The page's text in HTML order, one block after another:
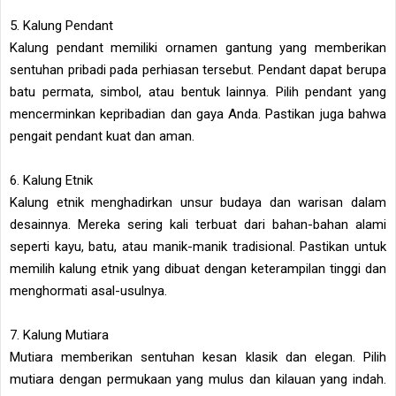
5. Kalung Pendant
Kalung pendant memiliki ornamen gantung yang memberikan
sentuhan pribadi pada perhiasan tersebut. Pendant dapat berupa
batu permata, simbol, atau bentuk lainnya. Pilih pendant yang
mencerminkan kepribadian dan gaya Anda. Pastikan juga bahwa
pengait pendant kuat dan aman.
6. Kalung Etnik
Kalung etnik menghadirkan unsur budaya dan warisan dalam
desainnya. Mereka sering kali terbuat dari bahan-bahan alami
seperti kayu, batu, atau manik-manik tradisional. Pastikan untuk
memilih kalung etnik yang dibuat dengan keterampilan tinggi dan
menghormati asal-usulnya.
7. Kalung Mutiara
Mutiara memberikan sentuhan kesan klasik dan elegan. Pilih
mutiara dengan permukaan yang mulus dan kilauan yang indah.